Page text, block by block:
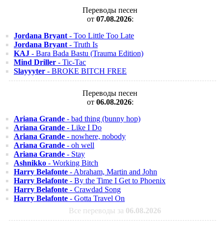
Переводы песен
от 07.08.2026:
Jordana Bryant - Too Little Too Late
Jordana Bryant - Truth Is
KAJ - Bara Bada Bastu (Trauma Edition)
Mind Driller - Tic-Tac
Slayyyter - BROKE BITCH FREE
Переводы песен
от 06.08.2026:
Ariana Grande - bad thing (bunny hop)
Ariana Grande - Like I Do
Ariana Grande - nowhere, nobody
Ariana Grande - oh well
Ariana Grande - Stay
Ashnikko - Working Bitch
Harry Belafonte - Abraham, Martin and John
Harry Belafonte - By the Time I Get to Phoenix
Harry Belafonte - Crawdad Song
Harry Belafonte - Gotta Travel On
Все переводы за 06.08.2026